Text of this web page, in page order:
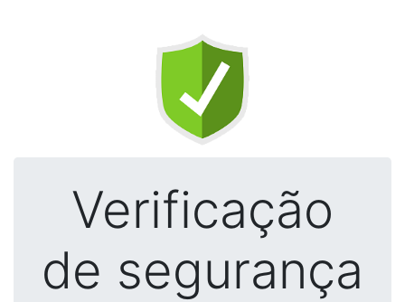
Verificação
de segurança